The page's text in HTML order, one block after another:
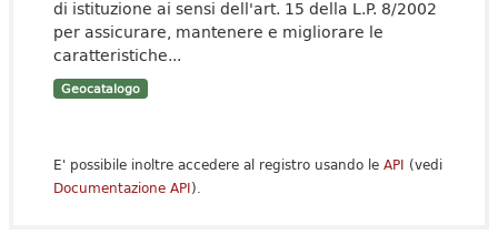
di istituzione ai sensi dell'art. 15 della L.P. 8/2002
per assicurare, mantenere e migliorare le
caratteristiche...
Geocatalogo
E' possibile inoltre accedere al registro usando le API (vedi
Documentazione API).